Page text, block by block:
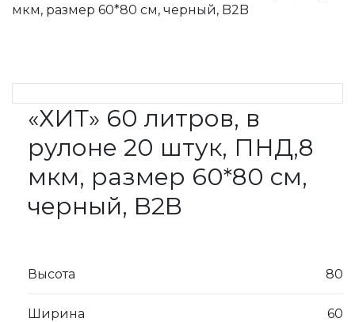
мкм, размер 60*80 см, черный, B2B
«ХИТ» 60 литров, в
рулоне 20 штук, ПНД,8
мкм, размер 60*80 см,
черный, B2B
Высота 80
Ширина 60